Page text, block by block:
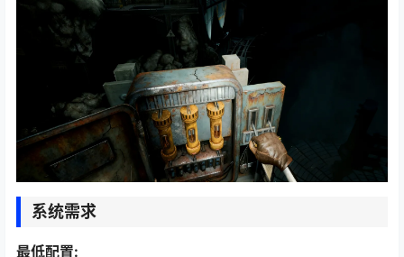
系统需求
最低配置: